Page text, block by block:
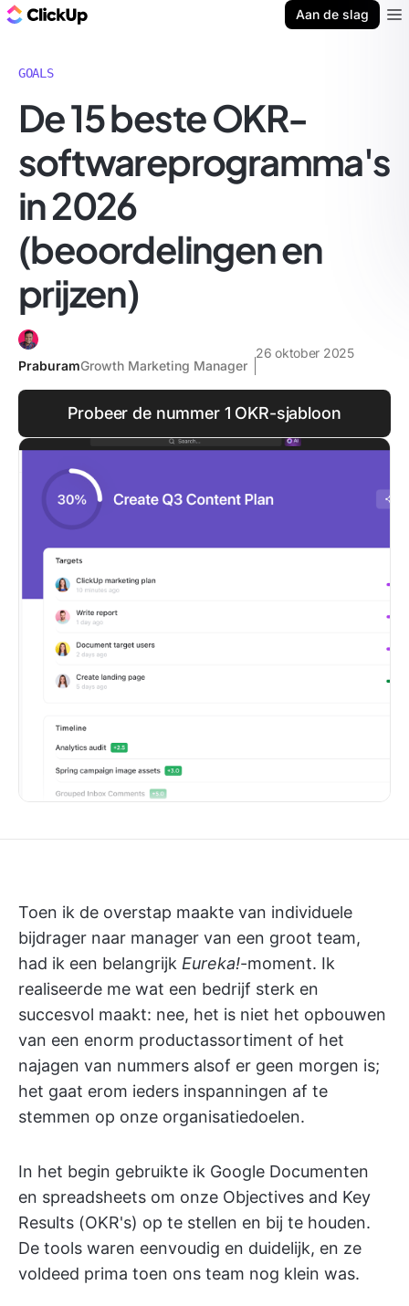
Aan de slag
GOALS
De 15 beste OKR-
softwareprogramma's
in 2026
(beoordelingen en
prijzen)
PraburamGrowth Marketing Manager
26 oktober 2025
Probeer de nummer 1 OKR-sjabloon
Toen ik de overstap maakte van individuele
bijdrager naar manager van een groot team,
had ik een belangrijk Eureka!-moment. Ik
realiseerde me wat een bedrijf sterk en
succesvol maakt: nee, het is niet het opbouwen
van een enorm productassortiment of het
najagen van nummers alsof er geen morgen is;
het gaat erom ieders inspanningen af te
stemmen op onze organisatiedoelen.
In het begin gebruikte ik Google Documenten
en spreadsheets om onze Objectives and Key
Results (OKR's) op te stellen en bij te houden.
De tools waren eenvoudig en duidelijk, en ze
voldeed prima toen ons team nog klein was.